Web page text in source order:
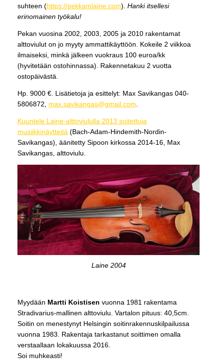
suhteen (https://pekkamlaine.com). Hanki itsellesi
erinomainen työkalu!
Pekan vuosina 2002, 2003, 2005 ja 2010 rakentamat
alttoviulut on jo myyty ammattikäyttöön. Kokeile 2 viikkoa
ilmaiseksi, minkä jälkeen vuokraus 100 euroa/kk
(hyvitetään ostohinnassa). Rakennetakuu 2 vuotta
ostopäivästä.
Hp. 9000 €. Lisätietoja ja esittelyt: Max Savikangas 040-
5806872, max.savikangas@gmail.com
Kuuntele Laine-alttoviululla 2013 soitettuja
musiikkinäytteitä (Bach-Adam-Hindemith-Nordin-
Savikangas), äänitetty Sipoon kirkossa 2014-16, Max
Savikangas, alttoviulu.
Laine 2004
Myydään Martti Koistisen vuonna 1981 rakentama
Stradivarius-mallinen alttoviulu. Vartalon pituus: 40,5cm.
Soitin on menestynyt Helsingin soitinrakennuskilpailussa
vuonna 1983. Rakentaja tarkastanut soittimen omalla
verstaallaan lokakuussa 2016.
Soi muhkeasti!